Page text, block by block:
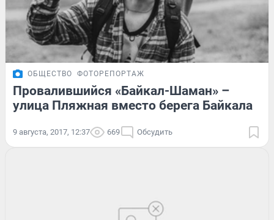
ОБЩЕСТВО ФОТОРЕПОРТАЖ
Провалившийся «Байкал-Шаман» –
улица Пляжная вместо берега Байкала
9 августа, 2017, 12:37 669 Обсудить